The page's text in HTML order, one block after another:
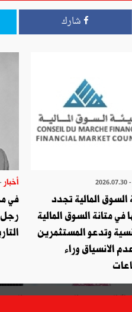
السّعي في التّعربف بجنس البحث
شارك
- 2026.07.30
السوق المالية تجدد
في متانة السوق المالية
وتدعو المستثمرين
الانسياق وراء
أخبار
في
رجل